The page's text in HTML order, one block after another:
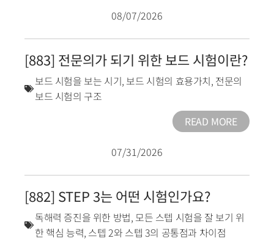
08/07/2026
[883] 전문의가 되기 위한 보드 시험이란?
보드 시험을 보는 시기, 보드 시험의 효용가치, 전문의
보드 시험의 구조
READ MORE
07/31/2026
[882] STEP 3는 어떤 시험인가요?
독해력 증진을 위한 방법, 모든 스텝 시험을 잘 보기 위
한 핵심 능력, 스텝 2와 스텝 3의 공통점과 차이점